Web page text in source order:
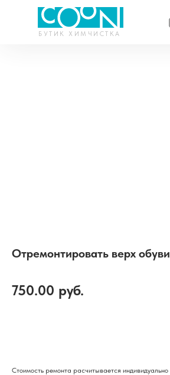
БУТИК ХИМЧИСТКА
Отремонтировать верх обуви
750.00 руб.
Стоимость ремонта расчитывается индивидуально